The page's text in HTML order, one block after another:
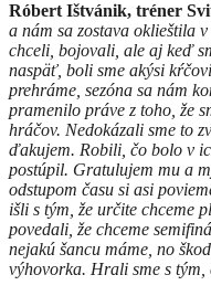
Róbert Ištvánik, tréner
a nám sa zostava oklieštila
chceli, bojovali, ale aj keď
naspäť, boli sme akýsi
prehráme, sezóna sa nám
pramenilo práve z toho, že
hráčov. Nedokázali sme to
ďakujem. Robili, čo bolo v
postúpil. Gratulujem mu a
odstupom času si asi
išli s tým, že určite chceme
povedali, že chceme
nejakú šancu máme, no
výhovorka. Hrali sme s tým,